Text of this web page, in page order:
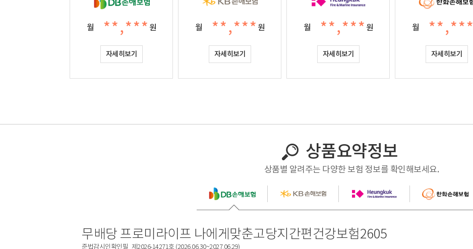
월 **,*** 원
자세히보기
월 **,*** 원
자세히보기
월 **,*** 원
자세히보기
월 **,***
자세히보기
상품요약정보
상품별 알려주는 다양한 보험 정보를 확인해보세요.
무배당 프로미라이프 나에게맞춘고당지간편건강보험2605
준법감시인확인필_제2026-14271호 (2026.06.30~2027.06.29)